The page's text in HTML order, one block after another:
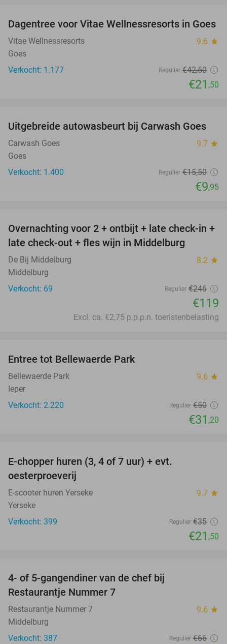
49%
Dagentree voor Vitae Wellnessresorts in Goes
Vitae Wellnessresorts 9.6 star
Goes
Verkocht: 1.177
Regulier €42,50
€21 ,50
36%
Uitgebreide autowasbeurt bij Carwash Goes
Carwash Goes 9.7 star
Goes
Verkocht: 1.400
Regulier €15,50
€9,95
52%
Overnachting voor 2 + ontbijt + late check-in +
late check-out + fles wijn in Middelburg
De Bij Middelburg 8.2 star
Middelburg
Verkocht: 69
Regulier €246
€119
Excl. ca. €2,75 p.p.p.n. toeristenbelasting
Entree tot Bellewaerde Park
Bellewaerde Park 9.6 star
Ieper
Verkocht: 2.220
Regulier €50
€31 ,20
E-chopper huren (3, 4 of 7 uur) + evt.
oesterproeverij
E-scooter huren Yerseke 9.7 star
Yerseke
Verkocht: 399
Regulier €35
€21 ,50
4- of 5-gangendiner van de chef bij
Restaurantje Nummer 7
Restaurantje Nummer 7 9.6 star
Middelburg
Verkocht: 387
Regulier €66